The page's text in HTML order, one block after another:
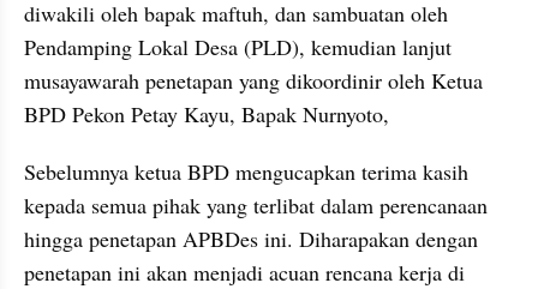
diwakili oleh bapak maftuh, dan sambuatan oleh
Pendamping Lokal Desa (PLD), kemudian lanjut
musayawarah penetapan yang dikoordinir oleh Ketua
BPD Pekon Petay Kayu, Bapak Nurnyoto,
Sebelumnya ketua BPD mengucapkan terima kasih
kepada semua pihak yang terlibat dalam perencanaan
hingga penetapan APBDes ini. Diharapakan dengan
penetapan ini akan menjadi acuan rencana kerja di